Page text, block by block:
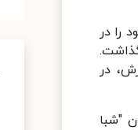
را در
در
"شبا